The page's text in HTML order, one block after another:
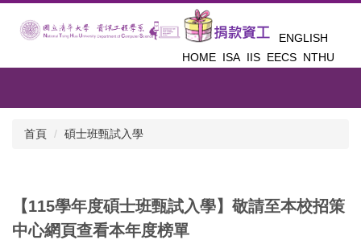
ENGLISH
HOME ISA IIS EECS NTHU
首頁 碩士班甄試入學
【115學年度碩士班甄試入學】敬請至本校招策
中心網頁查看本年度榜單